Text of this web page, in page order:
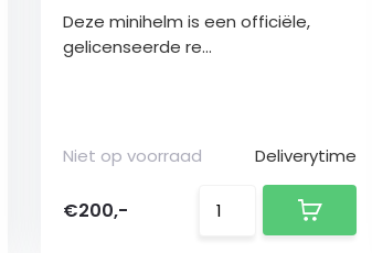
Deze minihelm is een officiële,
gelicenseerde re...
Niet op voorraad Deliverytime
€200,-